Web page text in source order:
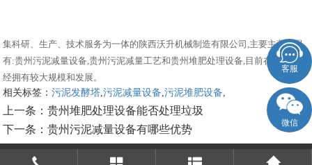
集科研、生产、技术服务为一体的陕西沃升机械制造有限公司,主要主营产品
有:贵州污泥减量设备,贵州污泥减量工艺和贵州堆肥处理设备,目前在市场上已
经拥有较大规模和发展。
相关标签：污泥发酵塔 ,污泥减量设备 ,污泥堆肥设备
上一条：贵州堆肥处理设备能否处理垃圾
下一条：贵州污泥减量设备有哪些优势
客服
微信